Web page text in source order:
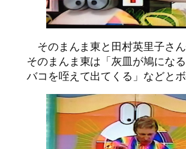
そのまんま東と田村英里子さん
そのまんま東は「灰皿が鳩にな
バコを咥えて出てくる」などとボ